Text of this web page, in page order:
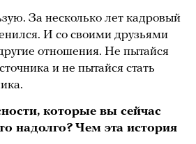
За несколько лет кадровый
И со своими друзьями
отношения. Не пытайся
и не пытайся стать
которые вы сейчас
надолго? Чем эта история